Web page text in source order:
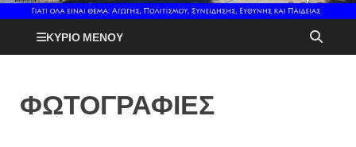
ΚΎΡΙΟ ΜΕΝΟΎ
ΦΩΤΟΓΡΑΦΙΕΣ